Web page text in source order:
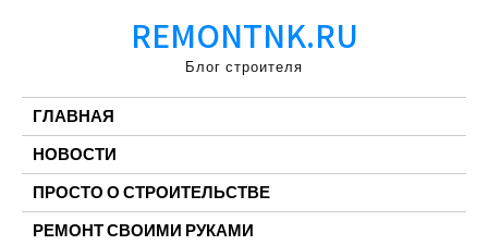
REMONTNK.RU
Блог строителя
ГЛАВНАЯ
НОВОСТИ
ПРОСТО О СТРОИТЕЛЬСТВЕ
РЕМОНТ СВОИМИ РУКАМИ